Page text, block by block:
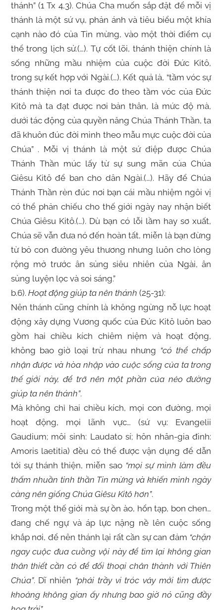
thánh” (1 Tx 4,3). Chúa Cha muốn sắp đặt để mỗi vị
thánh là một sứ vụ, phản ánh và tiêu biểu một khía
cạnh nào đó của Tin mừng, vào một thời điểm cụ
thể trong lịch sử.(…). Tự cốt lõi, thánh thiện chính là
sống những mầu nhiệm của cuộc đời Đức Kitô,
trong sự kết hợp với Ngài.(…). Kết quả là, “tầm vóc sự
thánh thiện nơi ta được đo theo tầm vóc của Đức
Kitô mà ta đạt được nơi bản thân, là mức độ mà,
dưới tác động của quyền năng Chúa Thánh Thần, ta
đã khuôn đúc đời mình theo mẫu mực cuộc đời của
Chúa” . Mỗi vị thánh là một sứ điệp được Chúa
Thánh Thần múc lấy từ sự sung mãn của Chúa
Giêsu Kitô để ban cho dân Ngài.(…). Hãy để Chúa
Thánh Thần rèn đúc nơi bạn cái mầu nhiệm ngôi vị
có thể phản chiếu cho thế giới ngày nay nhận biết
Chúa Giêsu Kitô.(…). Dù bạn có lỗi lầm hay sơ xuất,
Chúa sẽ vẫn đưa nó đến hoàn tất, miễn là bạn đừng
từ bỏ con đường yêu thương nhưng luôn cho lòng
rộng mở trước ân sủng siêu nhiên của Ngài, ân
sủng luyện lọc và soi sáng.”
b.6). Hoạt động giúp ta nên thánh (25-31):
Nên thánh cũng chính là không ngừng nỗ lực hoạt
động xây dựng Vương quốc của Đức Kitô luôn bao
gồm hai chiều kích chiêm niệm và hoạt động,
không bao giờ loại trừ nhau nhưng “có thể chấp
nhận được và hòa nhập vào cuộc sống của ta trong
thế giới này, để trở nên một phần của nẻo đường
giúp ta nên thánh”.
Mà không chỉ hai chiều kích, mọi con đường, mọi
hoạt động, mọi lãnh vực… (sứ vụ: Evangelii
Gaudium; môi sinh: Laudato sí; hôn nhân-gia đình:
Amoris laetitia) đều có thể được vận dụng để dẫn
tới sự thánh thiện, miễn sao “mọi sự mình làm đều
thấm nhuần tinh thần Tin mừng và khiến mình ngày
càng nên giống Chúa Giêsu Kitô hơn”.
Trong một thế giới mà sự ồn ào, hổn tạp, bon chen…
đang chế ngự và áp lực nặng nề lên cuộc sống
khắp nơi, để nên thánh lại rất cần sự can đảm “chặn
ngay cuộc đua cuồng vội này để tìm lại không gian
thân thiết cần có để đối thoại chân thành với Thiên
Chúa”. Dĩ nhiên “phải trầy vi tróc vảy mới tìm được
khoảng không gian ấy nhưng bao giờ nó cũng đầy